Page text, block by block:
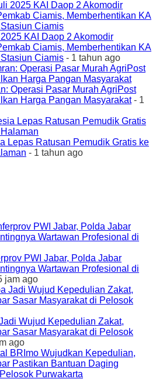
KAI Daop 2 Akomodir
Ciamis, Memberhentikan KA
Ciamis - 1 tahun ago
Operasi Pasar Murah AgriPost
Harga Pangan Masyarakat- 1
Lepas Ratusan Pemudik Gratis ke
- 1 tahun ago
PWI Jabar, Polda Jabar
Wartawan Profesional di
jam ago
Wujud Kepedulian Zakat,
Sasar Masyarakat di Pelosok
ago